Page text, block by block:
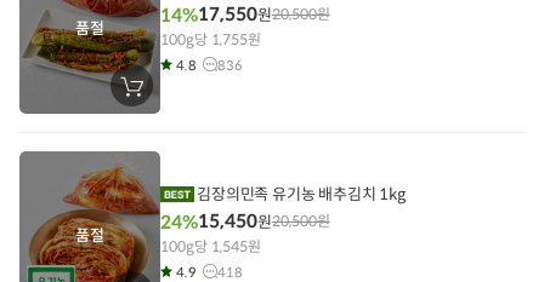
품절
장
바
에
담
기
14%17,550원20,500원
100g당 1,755원
4.8 836
품절
김장의민족 유기농 배추김치 1kg
24%15,450원20,500원
100g당 1,545원
4.9 418